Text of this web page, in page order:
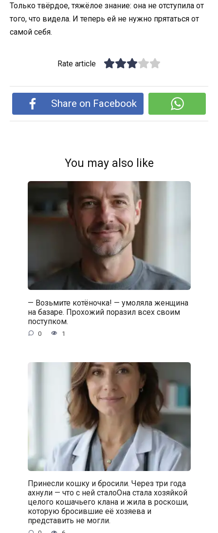
Только твёрдое, тяжёлое знание: она не отступила от
того, что видела. И теперь ей не нужно прятаться от
самой себя.
Rate article
Share on Facebook
You may also like
— Возьмите котёночка! — умоляла женщина
на базаре. Прохожий поразил всех своим
поступком.
0 1
Принесли кошку и бросили. Через три года
ахнули — что с ней сталоОна стала хозяйкой
целого кошачьего клана и жила в роскоши,
которую бросившие её хозяева и
представить не могли.